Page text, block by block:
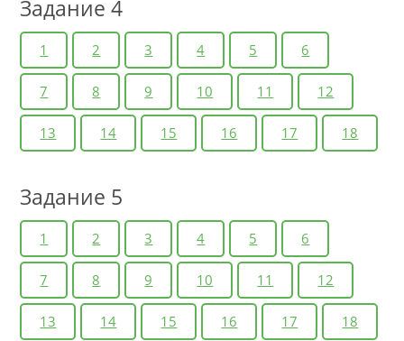
Задание 4
1 2 3 4 5 6
7 8 9 10 11 12
13 14 15 16 17 18
Задание 5
1 2 3 4 5 6
7 8 9 10 11 12
13 14 15 16 17 18